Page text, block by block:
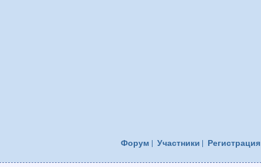
Форум Участники Регистрация